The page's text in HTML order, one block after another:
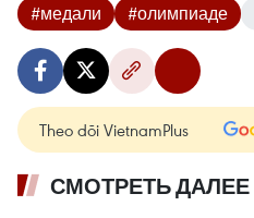
#медали #олимпиаде
Theo dõi VietnamPlus
СМОТРЕТЬ ДАЛЕЕ